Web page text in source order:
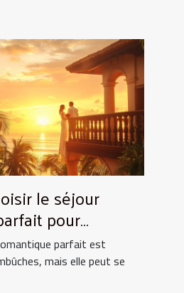
le séjour
pour
partenaire
parfait est
mais elle peut se